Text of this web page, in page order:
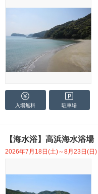
入場無料 駐車場
【海水浴】高浜海水浴場
2026年7月18日(土)～8月23日(日)